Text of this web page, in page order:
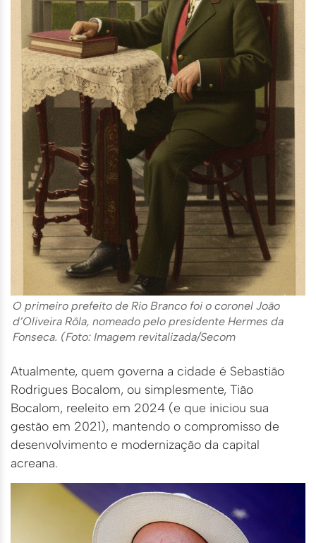
O primeiro prefeito de Rio Branco foi o coronel João
d’Oliveira Rôla, nomeado pelo presidente Hermes da
Fonseca. (Foto: Imagem revitalizada/Secom
Atualmente, quem governa a cidade é Sebastião
Rodrigues Bocalom, ou simplesmente, Tião
Bocalom, reeleito em 2024 (e que iniciou sua
gestão em 2021), mantendo o compromisso de
desenvolvimento e modernização da capital
acreana.